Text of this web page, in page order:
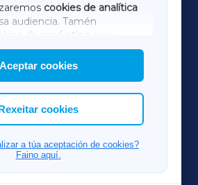
cookies de analítica
audiencia. Tamén
de marketing
de terceiros.
personalizar a elección das
permitir.
Aceptar cookies
cookies
a túa aceptación de cookies?
Faino aquí.
AMARIÑAXA
RIBEIRASACRAXA
ACORUÑAXA
FERROLXA
OURENSEXA